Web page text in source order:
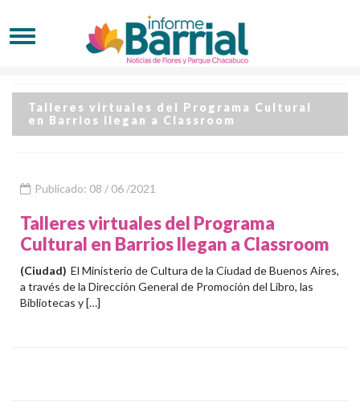
Talleres virtuales del Programa Cultural
en Barrios llegan a Classroom
Publicado: 08 / 06 /2021
Talleres virtuales del Programa
Cultural en Barrios llegan a Classroom
(Ciudad) El Ministerio de Cultura de la Ciudad de Buenos Aires,
a través de la Dirección General de Promoción del Libro, las
Bibliotecas y […]